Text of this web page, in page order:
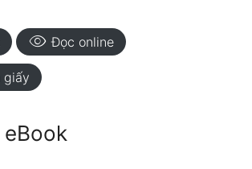
visibility Đọc online
giấy